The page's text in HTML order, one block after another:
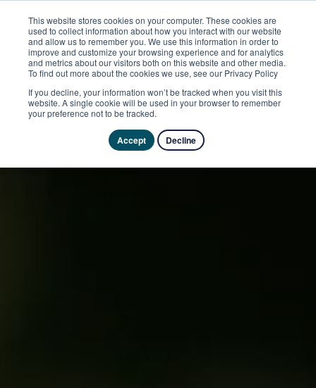
This website stores cookies on your computer. These cookies are
used to collect information about how you interact with our website
and allow us to remember you. We use this information in order to
improve and customize your browsing experience and for analytics
and metrics about our visitors both on this website and other media.
To find out more about the cookies we use, see our Privacy Policy
If you decline, your information won’t be tracked when you visit this
website. A single cookie will be used in your browser to remember
your preference not to be tracked.
Accept Decline